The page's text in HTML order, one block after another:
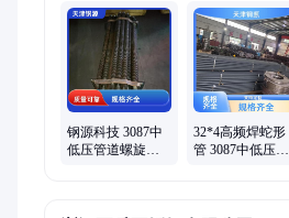
片管、H型翅片管
钢源科技 3087中
低压管道螺旋翅
32*4高频焊蛇形
管 3087中低压无